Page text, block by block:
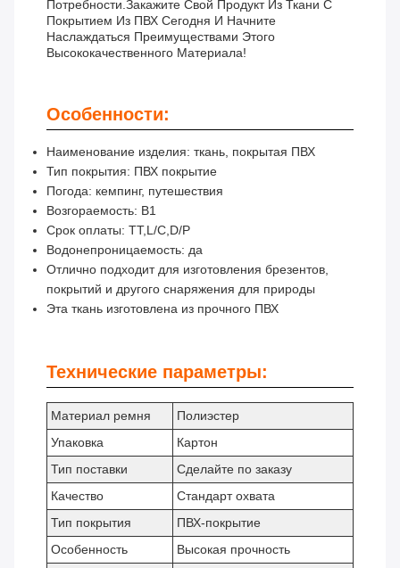
Потребности.Закажите Свой Продукт Из Ткани С
Покрытием Из ПВХ Сегодня И Начните
Наслаждаться Преимуществами Этого
Высококачественного Материала!
Особенности:
Наименование изделия: ткань, покрытая ПВХ
Тип покрытия: ПВХ покрытие
Погода: кемпинг, путешествия
Возгораемость: B1
Срок оплаты: TT,L/C,D/P
Водонепроницаемость: да
Отлично подходит для изготовления брезентов,
покрытий и другого снаряжения для природы
Эта ткань изготовлена из прочного ПВХ
Технические параметры:
Материал ремня
Полиэстер
Упаковка
Картон
Тип поставки
Сделайте по заказу
Качество
Стандарт охвата
Тип покрытия
ПВХ-покрытие
Особенность
Высокая прочность